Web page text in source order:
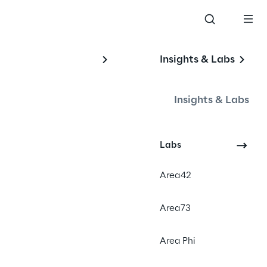
Insights & Labs
Insights & Labs
Labs
Area42
Area73
Area Phi